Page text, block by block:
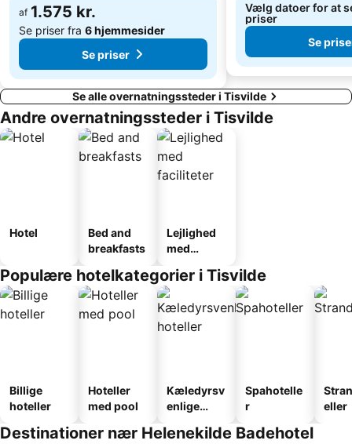
af 1.575 kr.
Se priser fra 6 hjemmesider
Se priser
Vælg datoer for at
priser
Se
Se alle overnatningssteder i Tisvilde
Andre overnatningssteder i Tisvilde
Hotel
Bed and
breakfasts
Lejlighed
med
Populære hotelkategorier i Tisvilde
Billige
hoteller
Hoteller
med pool
Kæledyrsv
enlige
Spahotelle
r
eller
Destinationer nær Helenekilde Badehotel